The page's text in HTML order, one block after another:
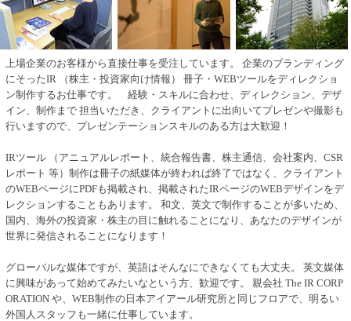
上場企業のお客様から直接仕事を受注しています。 企業のブランディング
にそったIR （株主・投資家向け情報） 冊子・WEBツールをディレクショ
ン制作するお仕事です。 経験・スキルに合わせ、ディレクション、デザ
イン、制作まで 担当いただき、クライアントに出向いてプレゼンや撮影も
行いますので、プレゼンテーションスキルのある方は大歓迎！
IRツール （アニュアルレポート、統合報告書、株主通信、会社案内、CSR
レポート 等）制作は冊子の紙媒体が終われば終了ではなく、クライアント
のWEBページにPDFも掲載され、掲載されたIRページのWEBデザインをデ
レクションすることもあります。 和文、英文で制作することが多いため、
国内、海外の投資家・株主の目に触れることになり、あなたのデザインが
世界に発信されることになります！
グローバルな媒体ですが、英語はそんなにできなくても大丈夫。 英文媒体
に興味があって始めてみたいなという方、歓迎です。 親会社 The IR CORP
ORATION や、WEB制作の日本アイアール研究所と同じフロアで、明るい
外国人スタッフも一緒に仕事しています。